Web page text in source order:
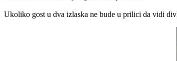
Ukoliko gost u dva izlaska ne bude u prilici da vidi